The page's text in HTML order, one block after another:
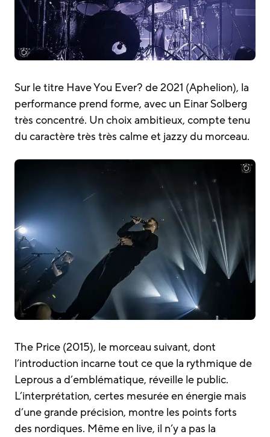
Sur le titre Have You Ever? de 2021 (Aphelion), la
performance prend forme, avec un Einar Solberg
très concentré. Un choix ambitieux, compte tenu
du caractère très très calme et jazzy du morceau.
The Price (2015), le morceau suivant, dont
l’introduction incarne tout ce que la rythmique de
Leprous a d’emblématique, réveille le public.
L’interprétation, certes mesurée en énergie mais
d’une grande précision, montre les points forts
des nordiques. Même en live, il n’y a pas la